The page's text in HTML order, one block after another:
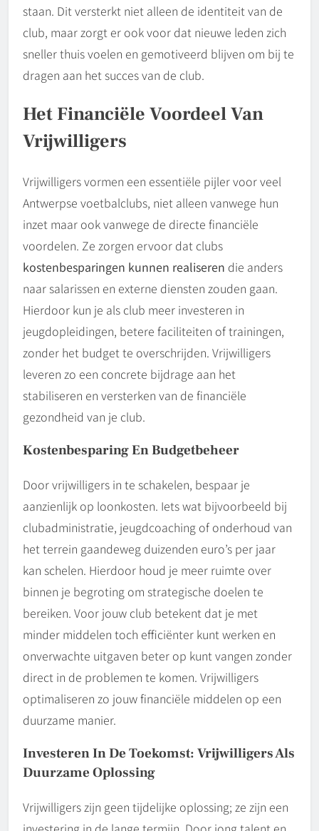
staan. Dit versterkt niet alleen de identiteit van de
club, maar zorgt er ook voor dat nieuwe leden zich
sneller thuis voelen en gemotiveerd blijven om bij te
dragen aan het succes van de club.
Het Financiële Voordeel Van
Vrijwilligers
Vrijwilligers vormen een essentiële pijler voor veel
Antwerpse voetbalclubs, niet alleen vanwege hun
inzet maar ook vanwege de directe financiële
voordelen. Ze zorgen ervoor dat clubs
kostenbesparingen kunnen realiseren die anders
naar salarissen en externe diensten zouden gaan.
Hierdoor kun je als club meer investeren in
jeugdopleidingen, betere faciliteiten of trainingen,
zonder het budget te overschrijden. Vrijwilligers
leveren zo een concrete bijdrage aan het
stabiliseren en versterken van de financiële
gezondheid van je club.
Kostenbesparing En Budgetbeheer
Door vrijwilligers in te schakelen, bespaar je
aanzienlijk op loonkosten. Iets wat bijvoorbeeld bij
clubadministratie, jeugdcoaching of onderhoud van
het terrein gaandeweg duizenden euro’s per jaar
kan schelen. Hierdoor houd je meer ruimte over
binnen je begroting om strategische doelen te
bereiken. Voor jouw club betekent dat je met
minder middelen toch efficiënter kunt werken en
onverwachte uitgaven beter op kunt vangen zonder
direct in de problemen te komen. Vrijwilligers
optimaliseren zo jouw financiële middelen op een
duurzame manier.
Investeren In De Toekomst: Vrijwilligers Als
Duurzame Oplossing
Vrijwilligers zijn geen tijdelijke oplossing; ze zijn een